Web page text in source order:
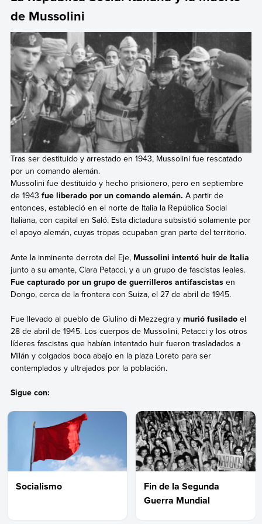
de Mussolini
Tras ser destituido y arrestado en 1943, Mussolini fue rescatado
por un comando alemán.
Mussolini fue destituido y hecho prisionero, pero en septiembre
de 1943 fue liberado por un comando alemán. A partir de
entonces, estableció en el norte de Italia la República Social
Italiana, con capital en Saló. Esta dictadura subsistió solamente por
el apoyo alemán, cuyas tropas ocupaban gran parte del territorio.
Ante la inminente derrota del Eje, Mussolini intentó huir de Italia
junto a su amante, Clara Petacci, y a un grupo de fascistas leales.
Fue capturado por un grupo de guerrilleros antifascistasen
Dongo, cerca de la frontera con Suiza, el 27 de abril de 1945.
Fue llevado al pueblo de Giulino di Mezzegra y murió fusilado el
28 de abril de 1945. Los cuerpos de Mussolini, Petacci y los otros
líderes fascistas que habían intentado huir fueron trasladados a
Milán y colgados boca abajo en la plaza Loreto para ser
contemplados y ultrajados por la población.
Sigue con:
Socialismo
Fin de la Segunda
Guerra Mundial